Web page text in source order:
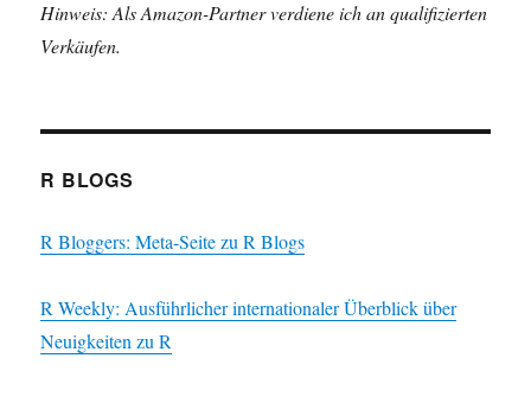
Hinweis: Als Amazon-Partner verdiene ich an qualifizierten
Verkäufen.
R BLOGS
R Bloggers: Meta-Seite zu R Blogs
R Weekly: Ausführlicher internationaler Überblick über
Neuigkeiten zu R